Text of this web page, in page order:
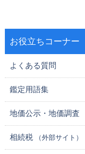
お役立ちコーナー
よくある質問
鑑定用語集
地価公示・地価調査
相続税 （外部サイト）